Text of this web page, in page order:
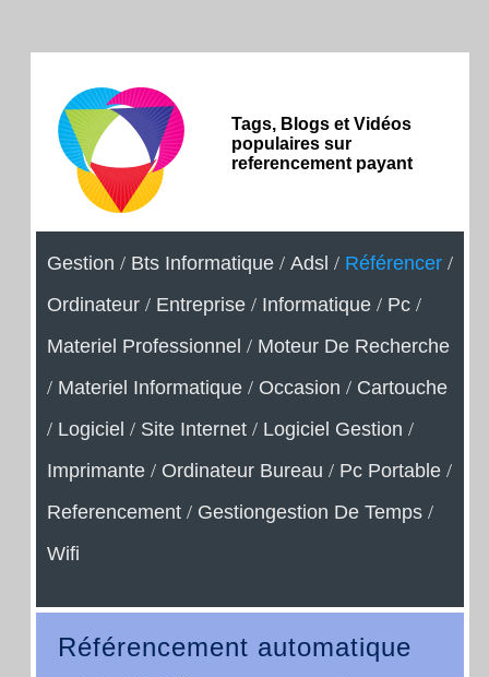
Tags, Blogs et Vidéos
populaires sur
referencement payant
Gestion / Bts Informatique / Adsl / Référencer /
Ordinateur / Entreprise / Informatique / Pc /
Materiel Professionnel / Moteur De Recherche
/ Materiel Informatique / Occasion / Cartouche
/ Logiciel / Site Internet / Logiciel Gestion /
Imprimante / Ordinateur Bureau / Pc Portable /
Referencement / Gestiongestion De Temps /
Wifi
Référencement automatique